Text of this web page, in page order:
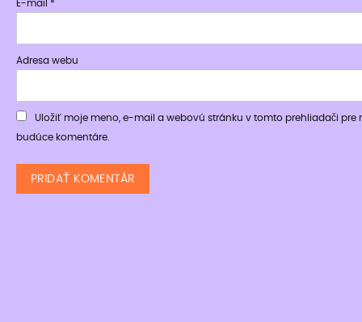
E-mail *
Adresa webu
Uložiť moje meno, e-mail a webovú stránku v tomto prehliadači pre
budúce komentáre.